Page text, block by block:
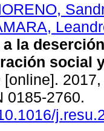
la
social
[online].
0185-2760.